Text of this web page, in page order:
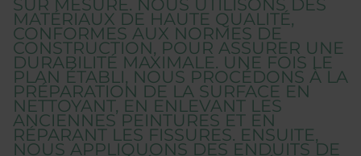
SUR MESURE. NOUS UTILISONS DES
MATÉRIAUX DE HAUTE QUALITÉ,
CONFORMES AUX NORMES DE
CONSTRUCTION, POUR ASSURER UNE
DURABILITÉ MAXIMALE. UNE FOIS LE
PLAN ÉTABLI, NOUS PROCÉDONS À LA
PRÉPARATION DE LA SURFACE EN
NETTOYANT, EN ENLEVANT LES
ANCIENNES PEINTURES ET EN
RÉPARANT LES FISSURES. ENSUITE,
NOUS APPLIQUONS DES ENDUITS DE